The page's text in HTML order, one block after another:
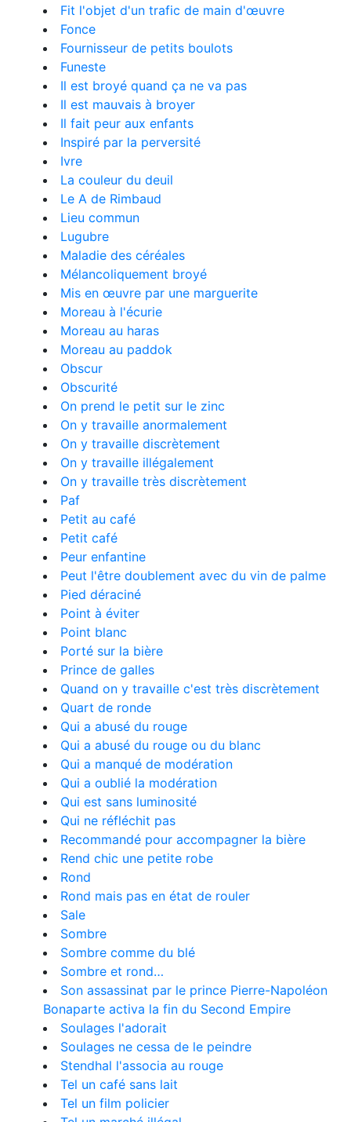
Fit l'objet d'un trafic de main d'œuvre
Fonce
Fournisseur de petits boulots
Funeste
Il est broyé quand ça ne va pas
Il est mauvais à broyer
Il fait peur aux enfants
Inspiré par la perversité
Ivre
La couleur du deuil
Le A de Rimbaud
Lieu commun
Lugubre
Maladie des céréales
Mélancoliquement broyé
Mis en œuvre par une marguerite
Moreau à l'écurie
Moreau au haras
Moreau au paddok
Obscur
Obscurité
On prend le petit sur le zinc
On y travaille anormalement
On y travaille discrètement
On y travaille illégalement
On y travaille très discrètement
Paf
Petit au café
Petit café
Peur enfantine
Peut l'être doublement avec du vin de palme
Pied déraciné
Point à éviter
Point blanc
Porté sur la bière
Prince de galles
Quand on y travaille c'est très discrètement
Quart de ronde
Qui a abusé du rouge
Qui a abusé du rouge ou du blanc
Qui a manqué de modération
Qui a oublié la modération
Qui est sans luminosité
Qui ne réfléchit pas
Recommandé pour accompagner la bière
Rend chic une petite robe
Rond
Rond mais pas en état de rouler
Sale
Sombre
Sombre comme du blé
Sombre et rond…
Son assassinat par le prince Pierre-Napoléon
Bonaparte activa la fin du Second Empire
Soulages l'adorait
Soulages ne cessa de le peindre
Stendhal l'associa au rouge
Tel un café sans lait
Tel un film policier